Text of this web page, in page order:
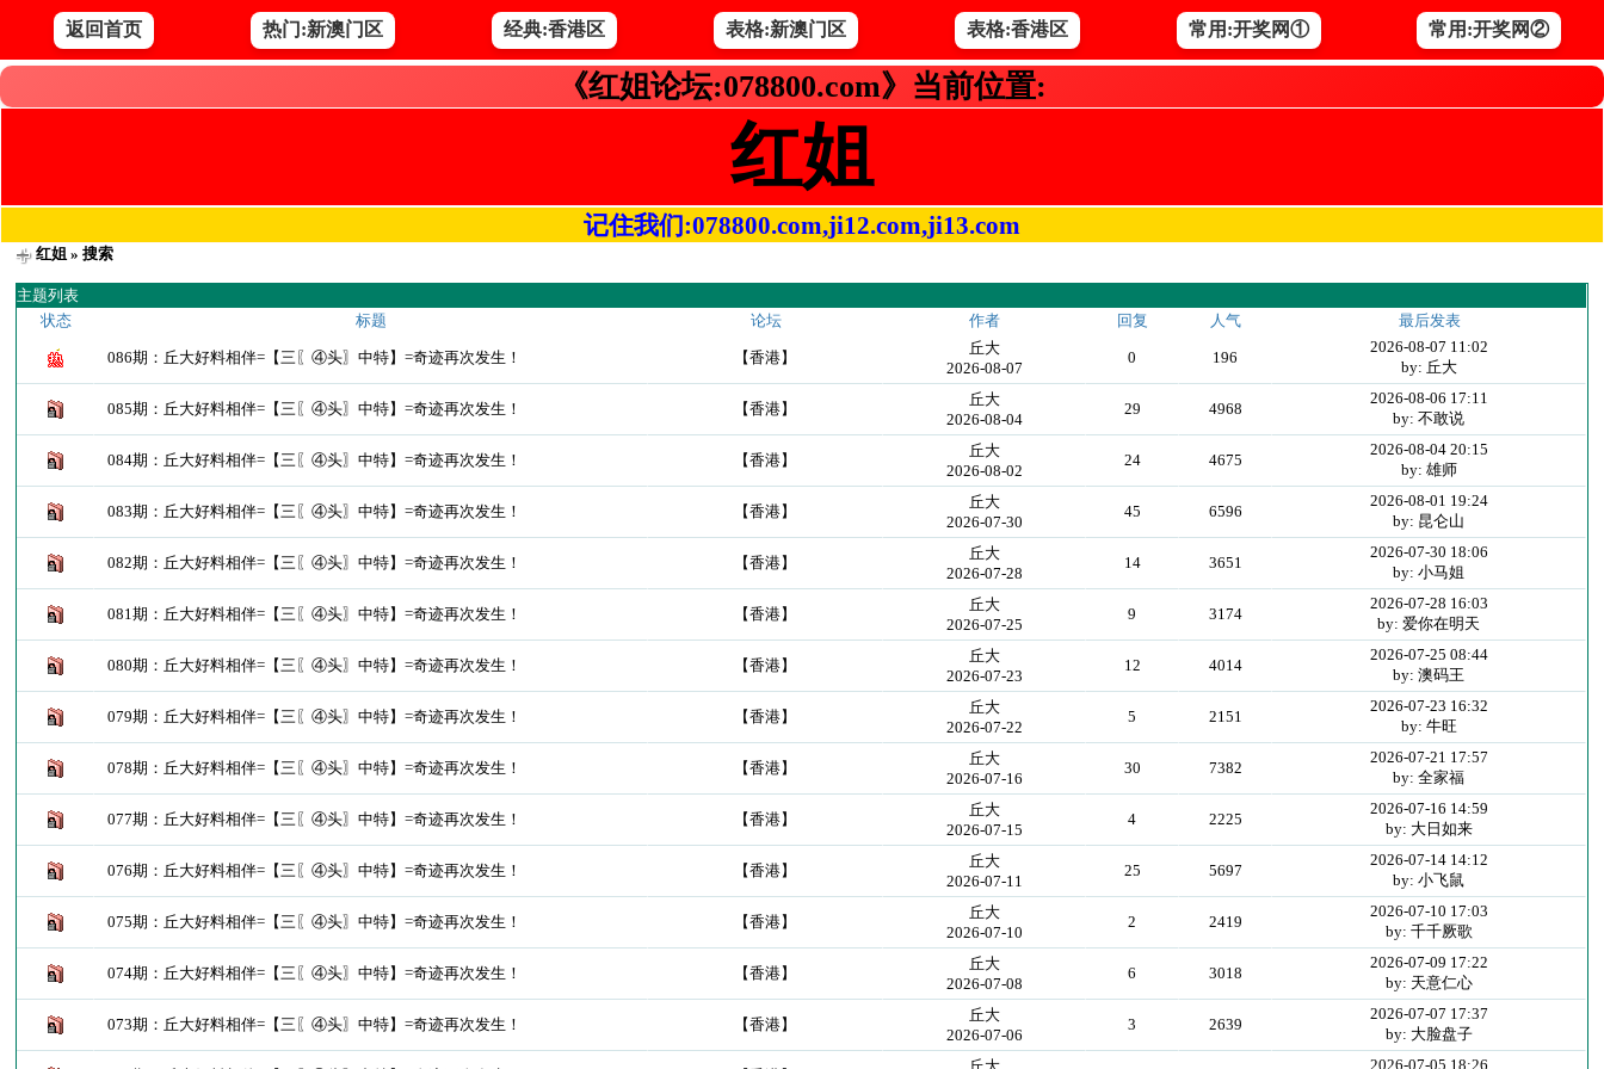
返回首页 热门:新澳门区 经典:香港区 表格:新澳门区 表格:香港区 常用:开奖网① 常用:开奖网②
《红姐论坛:078800.com》当前位置:
红姐
记住我们:078800.com,ji12.com,ji13.com
红姐 » 搜索
主题列表
状态
标题 论坛 作者 回复 人气 最后发表
086期：丘大好料相伴=【三〖④头〗中特】=奇迹再次发生！ 【香港】
丘大
2026-08-07
0 196
2026-08-07 11:02
by: 丘大
085期：丘大好料相伴=【三〖④头〗中特】=奇迹再次发生！ 【香港】
丘大
2026-08-04
29 4968
2026-08-06 17:11
by: 不敢说
084期：丘大好料相伴=【三〖④头〗中特】=奇迹再次发生！ 【香港】
丘大
2026-08-02
24 4675
2026-08-04 20:15
by: 雄师
083期：丘大好料相伴=【三〖④头〗中特】=奇迹再次发生！ 【香港】
丘大
2026-07-30
45 6596
2026-08-01 19:24
by: 昆仑山
082期：丘大好料相伴=【三〖④头〗中特】=奇迹再次发生！ 【香港】
丘大
2026-07-28
14 3651
2026-07-30 18:06
by: 小马姐
081期：丘大好料相伴=【三〖④头〗中特】=奇迹再次发生！ 【香港】
丘大
2026-07-25
9 3174
2026-07-28 16:03
by: 爱你在明天
080期：丘大好料相伴=【三〖④头〗中特】=奇迹再次发生！ 【香港】
丘大
2026-07-23
12 4014
2026-07-25 08:44
by: 澳码王
079期：丘大好料相伴=【三〖④头〗中特】=奇迹再次发生！ 【香港】
丘大
2026-07-22
5 2151
2026-07-23 16:32
by: 牛旺
078期：丘大好料相伴=【三〖④头〗中特】=奇迹再次发生！ 【香港】
丘大
2026-07-16
30 7382
2026-07-21 17:57
by: 全家福
077期：丘大好料相伴=【三〖④头〗中特】=奇迹再次发生！ 【香港】
丘大
2026-07-15
4 2225
2026-07-16 14:59
by: 大日如来
076期：丘大好料相伴=【三〖④头〗中特】=奇迹再次发生！ 【香港】
丘大
2026-07-11
25 5697
2026-07-14 14:12
by: 小飞鼠
075期：丘大好料相伴=【三〖④头〗中特】=奇迹再次发生！ 【香港】
丘大
2026-07-10
2 2419
2026-07-10 17:03
by: 千千厥歌
074期：丘大好料相伴=【三〖④头〗中特】=奇迹再次发生！ 【香港】
丘大
2026-07-08
6 3018
2026-07-09 17:22
by: 天意仁心
073期：丘大好料相伴=【三〖④头〗中特】=奇迹再次发生！ 【香港】
丘大
2026-07-06
3 2639
2026-07-07 17:37
by: 大脸盘子
2026-07-05 18:26